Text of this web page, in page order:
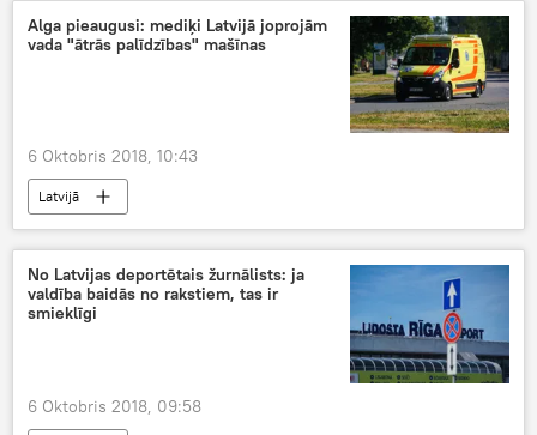
Alga pieaugusi: mediķi Latvijā joprojām
vada "ātrās palīdzības" mašīnas
6 Oktobris 2018, 10:43
Latvijā
No Latvijas deportētais žurnālists: ja
valdība baidās no rakstiem, tas ir
smieklīgi
6 Oktobris 2018, 09:58